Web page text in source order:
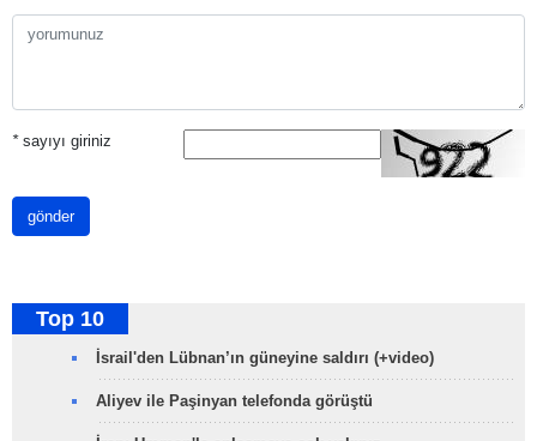
*sayıyı giriniz
gönder
Top 10
İsrail'den Lübnan’ın güneyine saldırı (+video)
Aliyev ile Paşinyan telefonda görüştü